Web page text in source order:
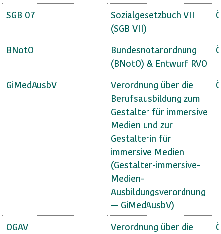
SGB 07
Sozialgesetzbuch VII
(SGB VII)
BNotO
Bundesnotarordnung
(BNotO) & Entwurf RVO
GiMedAusbV
Verordnung über die
Berufsausbildung zum
Gestalter für immersive
Medien und zur
Gestalterin für
immersive Medien
(Gestalter-immersive-
Medien-
Ausbildungsverordnung
— GiMedAusbV)
OGAV
Verordnung über die